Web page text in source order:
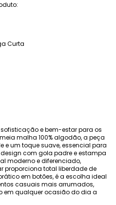
Curta
e bem-estar para os
malha 100% algodão, a peça
um toque suave, essencial para
com gola padre e estampa
moderno e diferenciado,
proporciona total liberdade de
em botões, é a escolha ideal
casuais mais arrumados,
em qualquer ocasião do dia a